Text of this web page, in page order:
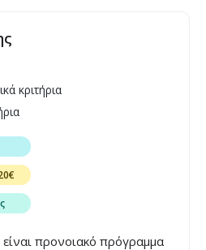
ιδιοκατοίκηση ή
αύξησης του κόστους
της κατοικίας κατά τα
κριτήρια
προνοιακό πρόγραμμα